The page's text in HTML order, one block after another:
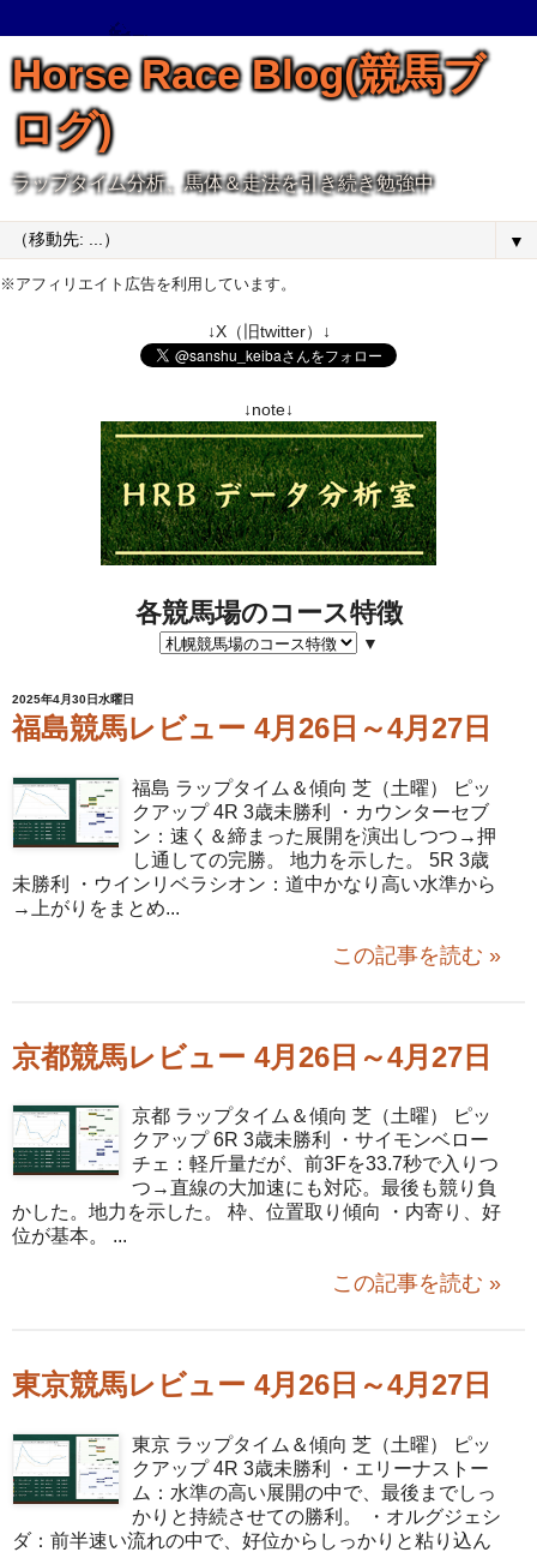
Horse Race Blog(競馬ブ
ログ)
ラップタイム分析、馬体＆走法を引き続き勉強中
▼
※アフィリエイト広告を利用しています。
↓X（旧twitter）↓
↓note↓
各競馬場のコース特徴
▼
2025年4月30日水曜日
福島競馬レビュー 4月26日～4月27日
福島 ラップタイム＆傾向 芝（土曜） ピッ
クアップ 4R 3歳未勝利 ・カウンターセブ
ン：速く＆締まった展開を演出しつつ→押
し通しての完勝。 地力を示した。 5R 3歳
未勝利 ・ウインリベラシオン：道中かなり高い水準から
→上がりをまとめ...
この記事を読む »
京都競馬レビュー 4月26日～4月27日
京都 ラップタイム＆傾向 芝（土曜） ピッ
クアップ 6R 3歳未勝利 ・サイモンベロー
チェ：軽斤量だが、前3Fを33.7秒で入りつ
つ→直線の大加速にも対応。最後も競り負
かした。地力を示した。 枠、位置取り傾向 ・内寄り、好
位が基本。 ...
この記事を読む »
東京競馬レビュー 4月26日～4月27日
東京 ラップタイム＆傾向 芝（土曜） ピッ
クアップ 4R 3歳未勝利 ・エリーナストー
ム：水準の高い展開の中で、最後までしっ
かりと持続させての勝利。 ・オルグジェシ
ダ：前半速い流れの中で、好位からしっかりと粘り込ん